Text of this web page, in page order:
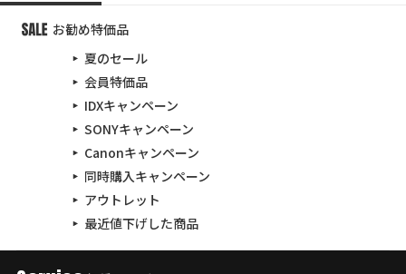
お勧め特価品
夏のセール
会員特価品
IDXキャンペーン
SONYキャンペーン
Canonキャンペーン
同時購入キャンペーン
アウトレット
最近値下げした商品